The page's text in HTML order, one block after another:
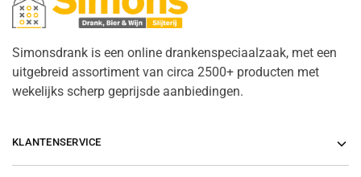
Simonsdrank is een online drankenspeciaalzaak, met een
uitgebreid assortiment van circa 2500+ producten met
wekelijks scherp geprijsde aanbiedingen.
KLANTENSERVICE